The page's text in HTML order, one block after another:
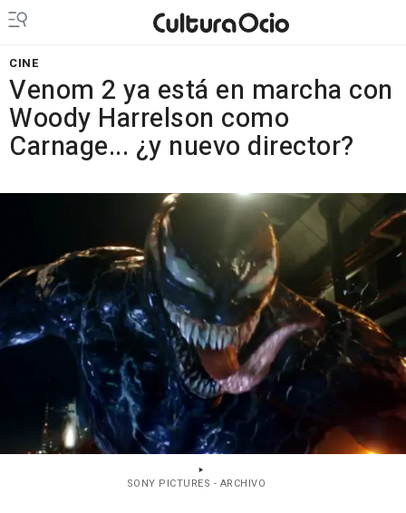
CINE
Venom 2 ya está en marcha con
Woody Harrelson como
Carnage... ¿y nuevo director?
SONY PICTURES - ARCHIVO